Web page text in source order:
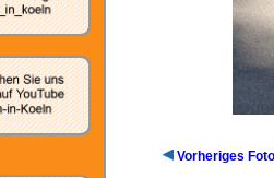
Vorheriges Foto